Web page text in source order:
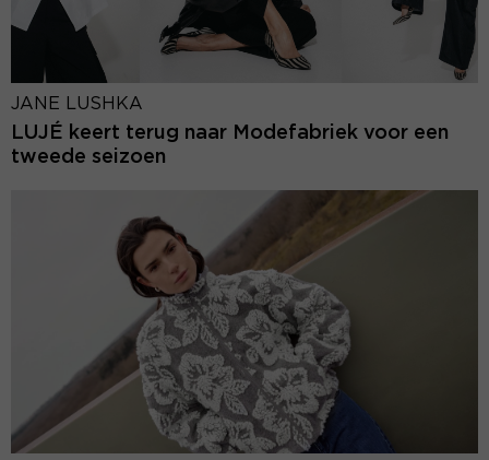
JANE LUSHKA
LUJÉ keert terug naar Modefabriek voor een
tweede seizoen